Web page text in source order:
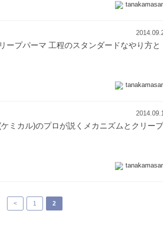
ープパーマ 工程のスタンダードなやり方と
ミカル)のプロが説くメカニズムとクリープ
< 1 2